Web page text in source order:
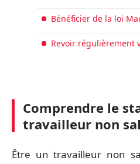
Bénéficier de la loi
Revoir régulièrement
Comprendre le
travailleur non
Être un travailleur non